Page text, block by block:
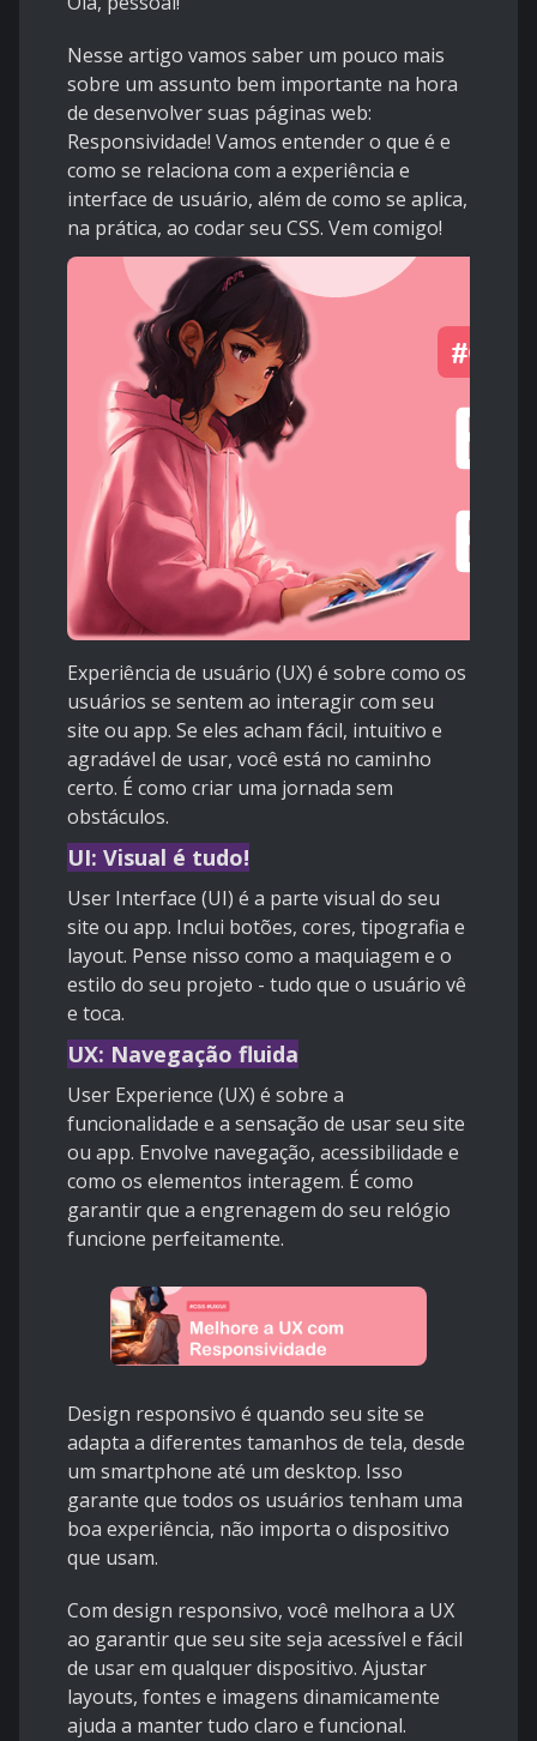
Nesse artigo vamos saber um pouco mais
sobre um assunto bem importante na hora
de desenvolver suas páginas web:
Responsividade! Vamos entender o que é e
como se relaciona com a experiência e
interface de usuário, além de como se aplica,
na prática, ao codar seu CSS. Vem comigo!
Experiência de usuário (UX) é sobre como os
usuários se sentem ao interagir com seu
site ou app. Se eles acham fácil, intuitivo e
agradável de usar, você está no caminho
certo. É como criar uma jornada sem
obstáculos.
UI: Visual é tudo!
User Interface (UI) é a parte visual do seu
site ou app. Inclui botões, cores, tipografia e
layout. Pense nisso como a maquiagem e o
estilo do seu projeto - tudo que o usuário vê
e toca.
UX: Navegação fluida
User Experience (UX) é sobre a
funcionalidade e a sensação de usar seu site
ou app. Envolve navegação, acessibilidade e
como os elementos interagem. É como
garantir que a engrenagem do seu relógio
funcione perfeitamente.
Design responsivo é quando seu site se
adapta a diferentes tamanhos de tela, desde
um smartphone até um desktop. Isso
garante que todos os usuários tenham uma
boa experiência, não importa o dispositivo
que usam.
Com design responsivo, você melhora a UX
ao garantir que seu site seja acessível e fácil
de usar em qualquer dispositivo. Ajustar
layouts, fontes e imagens dinamicamente
ajuda a manter tudo claro e funcional.